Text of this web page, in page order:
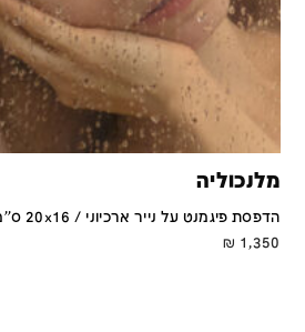
מלנכוליה
הדפסת פיגמנט על נייר ארכיוני / 20x16 ס''מ
1,350
₪